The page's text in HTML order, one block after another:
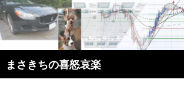
コ
ン
テ
ン
ツ
へ
まさきちの喜怒哀楽
索